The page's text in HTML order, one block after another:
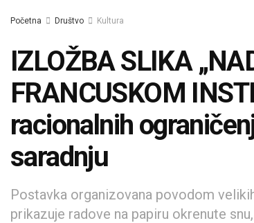
Početna Društvo Kultura
IZLOŽBA SLIKA
FRANCUSKOM
racionalnih
saradnju
Postavka organizovana povodom
prikazuje radove na papiru okrenute